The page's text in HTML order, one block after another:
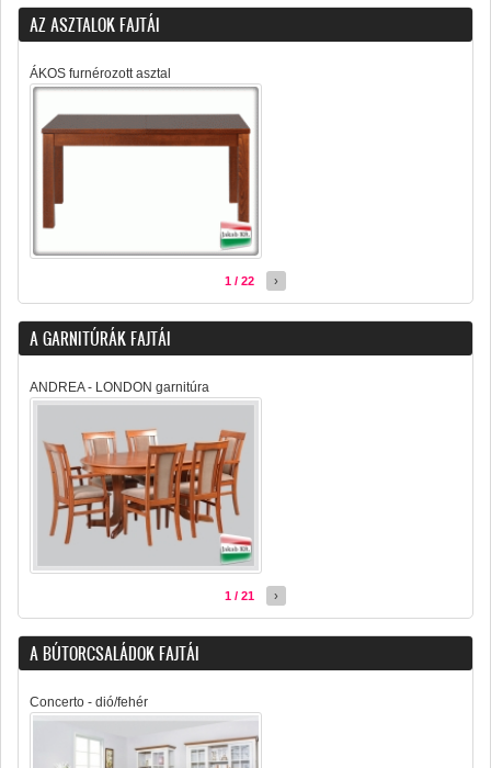
AZ ASZTALOK FAJTÁI
ÁKOS furnérozott asztal
1 / 22 ›
A GARNITÚRÁK FAJTÁI
ANDREA - LONDON garnitúra
1 / 21 ›
A BÚTORCSALÁDOK FAJTÁI
Concerto - dió/fehér